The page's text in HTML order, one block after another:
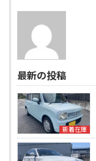
最新の投稿
新着在庫